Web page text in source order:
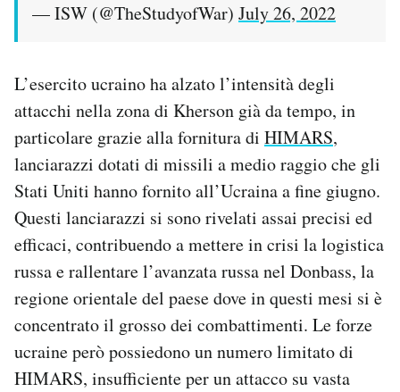
— ISW (@TheStudyofWar) July 26, 2022
L’esercito ucraino ha alzato l’intensità degli
attacchi nella zona di Kherson già da tempo, in
particolare grazie alla fornitura di HIMARS,
lanciarazzi dotati di missili a medio raggio che gli
Stati Uniti hanno fornito all’Ucraina a fine giugno.
Questi lanciarazzi si sono rivelati assai precisi ed
efficaci, contribuendo a mettere in crisi la logistica
russa e rallentare l’avanzata russa nel Donbass, la
regione orientale del paese dove in questi mesi si è
concentrato il grosso dei combattimenti. Le forze
ucraine però possiedono un numero limitato di
HIMARS, insufficiente per un attacco su vasta